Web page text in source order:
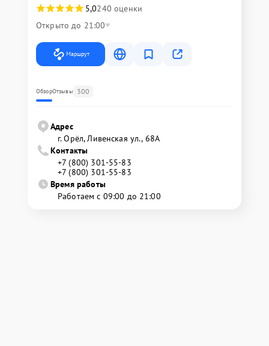
5,0240 оценки
Открыто до 21:00
Маршрут
ОбзорОтзывы 300
Адрес
г. Орёл, Ливенская ул., 68А
Контакты
+7 (800) 301-55-83
+7 (800) 301-55-83
Время работы
Работаем с 09:00 до 21:00